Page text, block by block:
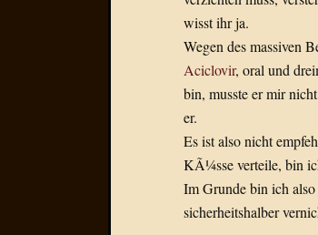
wisst ihr ja.
Wegen des massiven
Aciclovir, oral und
bin, musste er mir
er.
Es ist also nicht
KÃ¼sse verteile, bin
Im Grunde bin ich
sicherheitshalber